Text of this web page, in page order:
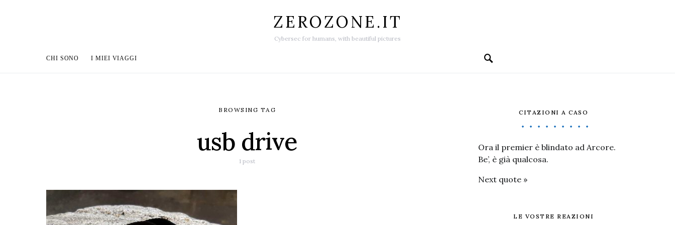
ZEROZONE.IT
Cybersec for humans, with beautiful pictures
CHI SONO I MIEI VIAGGI
BROWSING TAG
usb drive
1 post
CITAZIONI A CASO
Ora il premier è blindato ad Arcore.
Be’, è già qualcosa.
Next quote »
LE VOSTRE REAZIONI